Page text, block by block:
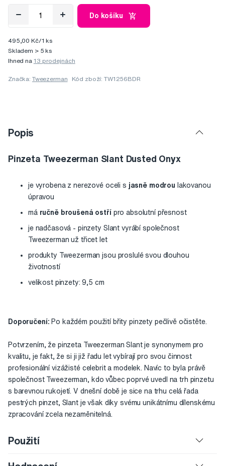
Do košíku
495,00 Kč/1 ks
Skladem > 5 ks
Ihned na 13 prodejnách
Značka: Tweezerman Kód zboží: TW1256BDR
Popis
Pinzeta Tweezerman Slant Dusted Onyx
je vyrobena z nerezové oceli s jasně modrou lakovanou
úpravou
máručně broušená ostří pro absolutní přesnost
je nadčasová - pinzety Slant vyrábí společnost
Tweezerman už třicet let
produkty Tweezerman jsou proslulé svou dlouhou
životností
velikost pinzety: 9,5 cm
Doporučení: Po každém použití břity pinzety pečlivě očistěte.
Potvrzením, že pinzeta Tweezerman Slant je synonymem pro
kvalitu, je fakt, že si ji již řadu let vybírají pro svou činnost
profesionální vizážisté celebrit a modelek. Navíc to byla právě
společnost Tweezerman, kdo vůbec poprvé uvedl na trh pinzetu
s barevnou rukojetí. V dnešní době je sice na trhu celá řada
pestrých pinzet, Slant je však díky svému unikátnímu dílenskému
zpracování zcela nezaměnitelná.
Použití